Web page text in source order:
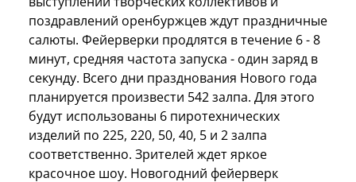
поздравлений оренбуржцев ждут праздничные
салюты. Фейерверки продлятся в течение 6 - 8
минут, средняя частота запуска - один заряд в
секунду. Всего дни празднования Нового года
планируется произвести 542 залпа. Для этого
будут использованы 6 пиротехнических
изделий по 225, 220, 50, 40, 5 и 2 залпа
соответственно. Зрителей ждет яркое
красочное шоу. Новогодний фейерверк